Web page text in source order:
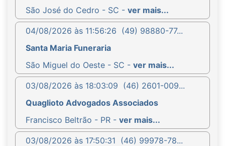
São José do Cedro - SC - ver mais...
04/08/2026 às 11:56:26 (49) 98880-77...
Santa Maria Funeraria
São Miguel do Oeste - SC - ver mais...
03/08/2026 às 18:03:09 (46) 2601-009...
Quaglioto Advogados Associados
Francisco Beltrão - PR - ver mais...
03/08/2026 às 17:50:31 (46) 99978-78...